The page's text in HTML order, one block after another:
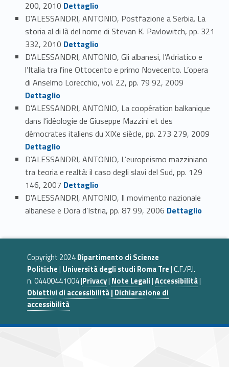
200, 2010 Dettaglio
D'ALESSANDRI, ANTONIO, Postfazione a Serbia. La
storia al di là del nome di Stevan K. Pavlowitch, pp. 321
332, 2010 Link identifier #identifier_person_87230-86
Dettaglio
D'ALESSANDRI, ANTONIO, Gli albanesi, l’Adriatico e
l’Italia tra fine Ottocento e primo Novecento. L’opera
di Anselmo Lorecchio, vol. 22, pp. 79 92, 2009
Dettaglio
D'ALESSANDRI, ANTONIO, La coopération balkanique
dans l’idéologie de Giuseppe Mazzini et des
démocrates italiens du XIXe siècle, pp. 273 279, 2009
Dettaglio
D'ALESSANDRI, ANTONIO, L’europeismo mazziniano
tra teoria e realtà: il caso degli slavi del Sud, pp. 129
146, 2007 Link identifier #identifier_person_40930-89
Dettaglio
D'ALESSANDRI, ANTONIO, Il movimento nazionale
albanese e Dora d’Istria, pp. 87 99, 2006 Link identifier #identifier_person_13423-90
Dettaglio
Copyright 2024Dipartimento di Scienze
Politiche| Università degli studi Roma Tre| C.F./P.I.
n. 04400441004 |Privacy| Note Legali|Accessibilità|
Obiettivi di accessibilità | Dichiarazione di
accessibilità